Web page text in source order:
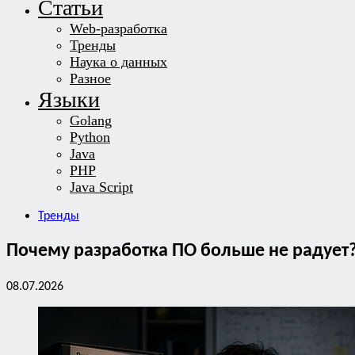
Статьи
Web-разработка
Тренды
Наука о данных
Разное
Языки
Golang
Python
Java
PHP
Java Script
Тренды
Почему разработка ПО больше не
08.07.2026